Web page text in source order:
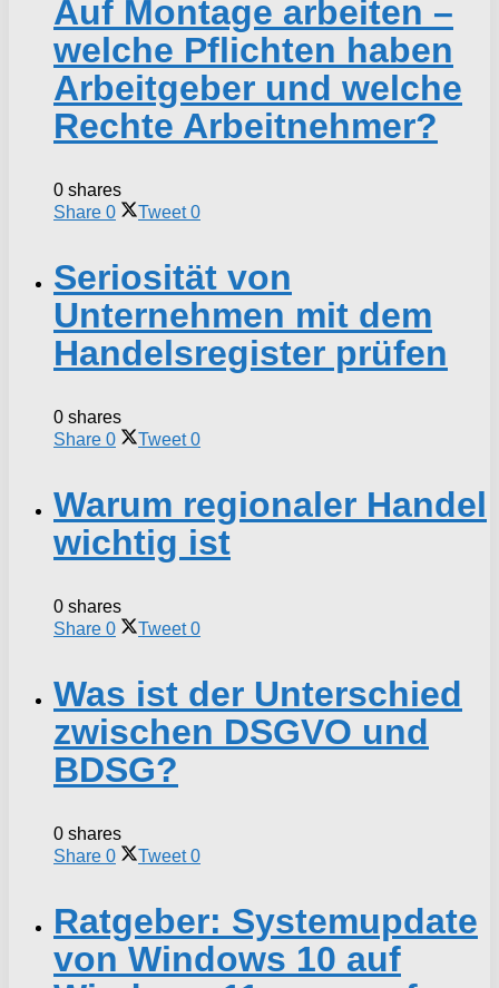
Auf Montage arbeiten –
welche Pflichten haben
Arbeitgeber und welche
Rechte Arbeitnehmer?
0 shares
Share 0 Tweet 0
Seriosität von
Unternehmen mit dem
Handelsregister prüfen
0 shares
Share 0 Tweet 0
Warum regionaler Handel
wichtig ist
0 shares
Share 0 Tweet 0
Was ist der Unterschied
zwischen DSGVO und
BDSG?
0 shares
Share 0 Tweet 0
Ratgeber: Systemupdate
von Windows 10 auf